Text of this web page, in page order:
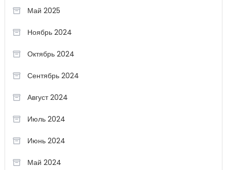
Май 2025
Ноябрь 2024
Октябрь 2024
Сентябрь 2024
Август 2024
Июль 2024
Июнь 2024
Май 2024